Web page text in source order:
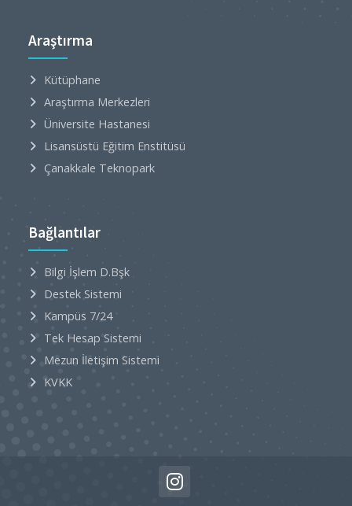
Araştırma
Kütüphane
Araştırma Merkezleri
Üniversite Hastanesi
Lisansüstü Eğitim Enstitüsü
Çanakkale Teknopark
Bağlantılar
Bilgi İşlem D.Bşk
Destek Sistemi
Kampüs 7/24
Tek Hesap Sistemi
Mezun İletişim Sistemi
KVKK